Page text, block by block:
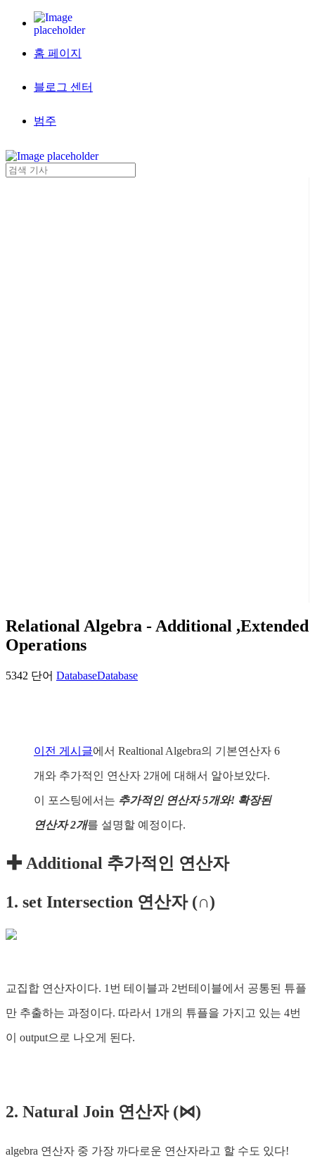
홈 페이지
블로그 센터
범주
Relational Algebra - Additional ,Extended
Operations
5342 단어 DatabaseDatabase
이전 게시글에서 Realtional Algebra의 기본연산자 6
개와 추가적인 연산자 2개에 대해서 알아보았다.
이 포스팅에서는 추가적인 연산자 5개와! 확장된
연산자 2개를 설명할 예정이다.
✚ Additional 추가적인 연산자
1. set Intersection 연산자 (∩)
교집합 연산자이다. 1번 테이블과 2번테이블에서 공통된 튜플
만 추출하는 과정이다. 따라서 1개의 튜플을 가지고 있는 4번
이 output으로 나오게 된다.
2. Natural Join 연산자 (⋈)
algebra 연산자 중 가장 까다로운 연산자라고 할 수도 있다!